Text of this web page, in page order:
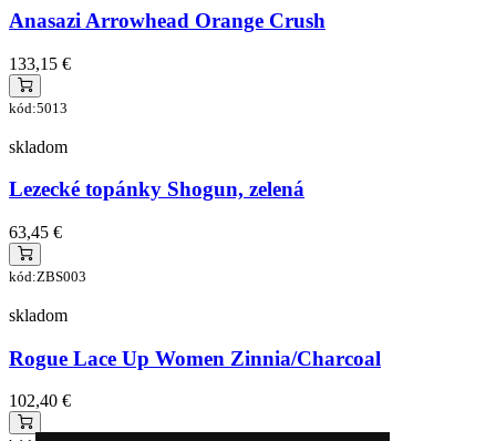
Anasazi Arrowhead Orange Crush
133,15 €
kód:5013
skladom
Lezecké topánky Shogun, zelená
63,45 €
kód:ZBS003
skladom
Rogue Lace Up Women Zinnia/Charcoal
102,40 €